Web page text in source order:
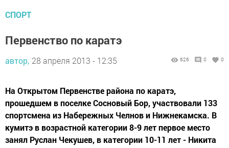
СПОРТ
Первенство по каратэ
автор, 28 апреля 2013 - 12:35 626 0 0
На Открытом Первенстве района по каратэ,
прошедшем в поселке Сосновый Бор, участвовали 133
спортсмена из Набережных Челнов и Нижнекамска. В
кумитэ в возрастной категории 8-9 лет первое место
занял Руслан Чекушев, в категории 10-11 лет - Никита